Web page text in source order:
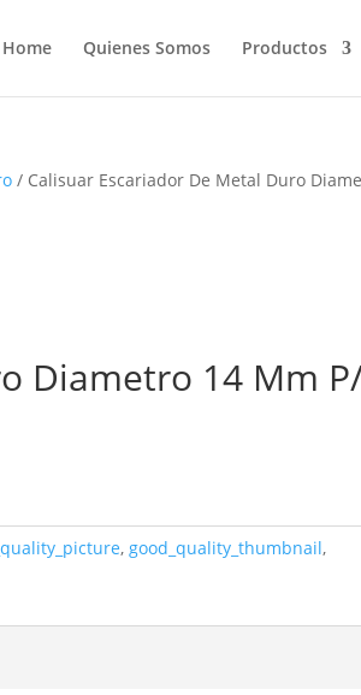
Home Quienes Somos Productos
/ Calisuar Escariador De Metal Duro
Diametro 14 Mm
,good_quality_thumbnail,